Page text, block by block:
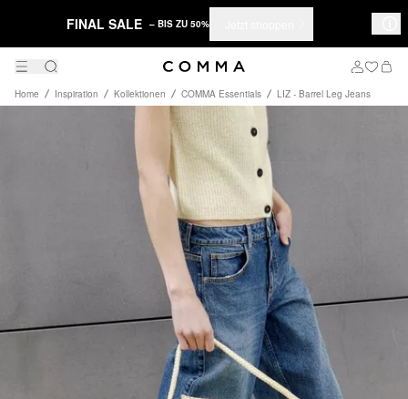
FINAL SALE – BIS ZU 50%
Home Inspiration Kollektionen COMMA Essentials LIZ - Barrel Leg Jeans